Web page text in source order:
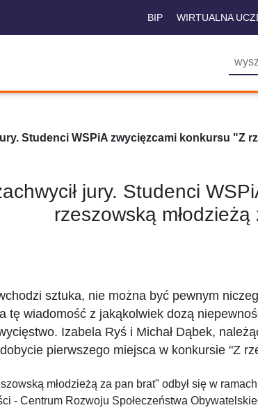
BIP WIRTUALNA
Studenci WSPiA zwycięzcami konkursu "Z
jury. Studenci
rzeszowską
sztuka, nie można być pewnym
tę wiadomość z jakąkolwiek dozą
Izabela Ryś i Michał Dąbek,
pierwszego miejsca w konkursie "Z
młodzieżą za pan brat" odbył się w
- Centrum Rozwoju Społeczeństwa